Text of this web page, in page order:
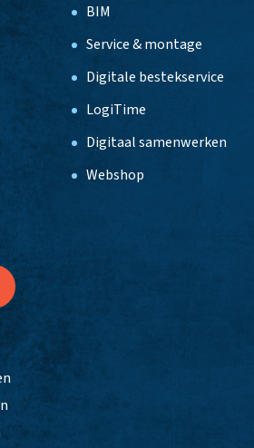
BIM
Service & montage
Digitale bestekservice
LogiTime
Digitaal samenwerken
Webshop